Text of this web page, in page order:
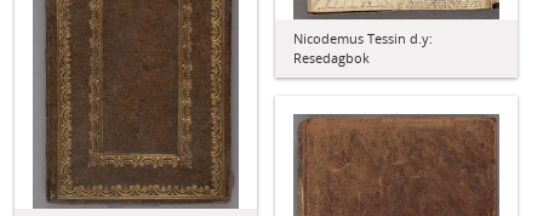
Nicodemus Tessin d.y:
Resedagbok